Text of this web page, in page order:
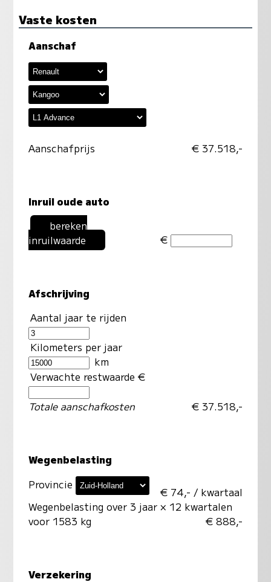
Vaste kosten
Aanschaf
Aanschafprijs € 37.518,-
Inruil oude auto
bereken
inruilwaarde
€
Afschrijving
Aantal jaar te rijden
Kilometers per jaar
km
Verwachte restwaarde €
Totale aanschafkosten € 37.518,-
Wegenbelasting
Provincie
Wegenbelasting over 3 jaar
voor 1583 kg
€ 74,- / kwartaal
× 12 kwartalen
€ 888,-
Verzekering